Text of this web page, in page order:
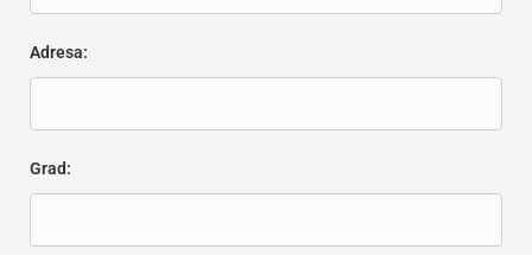
Adresa:
Grad: